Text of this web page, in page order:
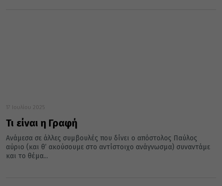
17 Ιουλίου 2025
Τι είναι η Γραφή
Ανάμεσα σε άλλες συμβουλές που δίνει ο απόστολος Παύλος
αύριο (και θ’ ακούσουμε στο αντίστοιχο ανάγνωσμα) συναντάμε
και το θέμα...